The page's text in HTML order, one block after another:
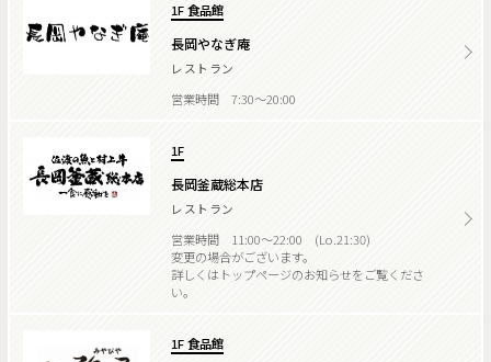
1F 食品館
長岡やなぎ庵
レストラン
営業時間 7:30～20:00
1F
長岡釜蔵総本店
レストラン
営業時間 11:00～22:00 (Lo.21:30)
変更の場合がございます。
詳しくはトップページのお知らせをご覧くださ
い。
1F 食品館